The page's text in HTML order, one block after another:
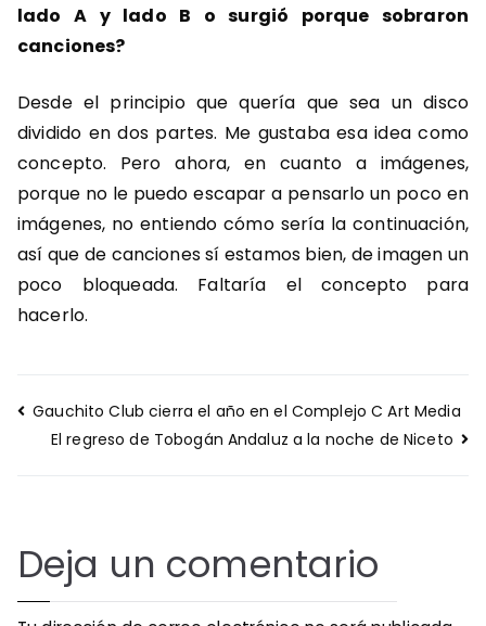
lado A y lado B o surgió porque sobraron
canciones?
Desde el principio que quería que sea un disco
dividido en dos partes. Me gustaba esa idea como
concepto. Pero ahora, en cuanto a imágenes,
porque no le puedo escapar a pensarlo un poco en
imágenes, no entiendo cómo sería la continuación,
así que de canciones sí estamos bien, de imagen un
poco bloqueada. Faltaría el concepto para
hacerlo.
Navegación
Gauchito Club cierra el año en el Complejo C Art Media
El regreso de Tobogán Andaluz a la noche de Niceto
Deja un comentario